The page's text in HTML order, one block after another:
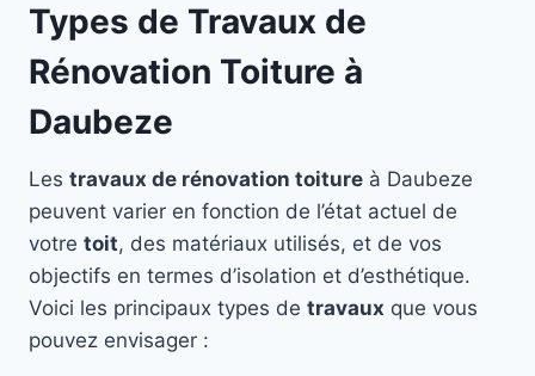
Types de Travaux de
Rénovation Toiture à
Daubeze
Les travaux de rénovation toiture à Daubeze
peuvent varier en fonction de l’état actuel de
votre toit, des matériaux utilisés, et de vos
objectifs en termes d’isolation et d’esthétique.
Voici les principaux types de travaux que vous
pouvez envisager :